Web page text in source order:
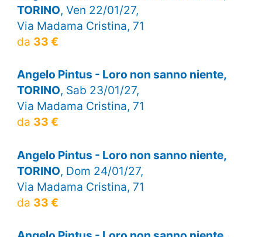
TORINO, Ven 22/01/27,
Via Madama Cristina, 71
da 33 €
Angelo Pintus - Loro non sanno niente,
TORINO, Sab 23/01/27,
Via Madama Cristina, 71
da 33 €
Angelo Pintus - Loro non sanno niente,
TORINO, Dom 24/01/27,
Via Madama Cristina, 71
da 33 €